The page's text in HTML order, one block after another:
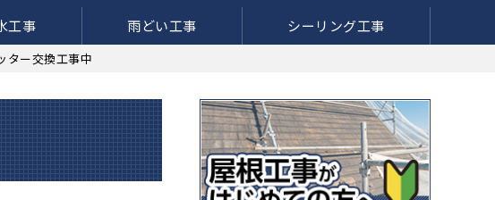
工事 雨どい工事 シーリング工事
ター交換工事中